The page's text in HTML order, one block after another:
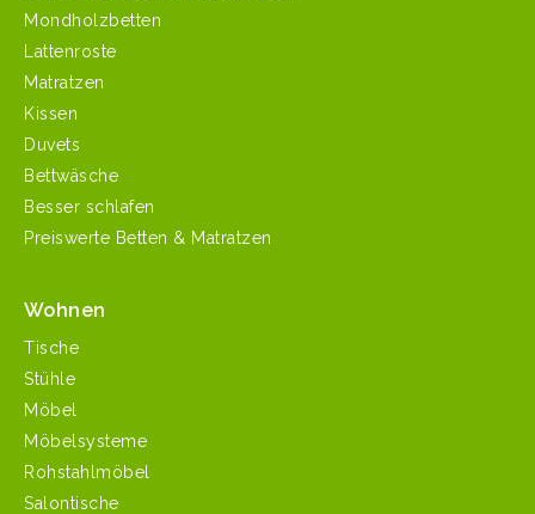
Mondholzbetten
Lattenroste
Matratzen
Kissen
Duvets
Bettwäsche
Besser schlafen
Preiswerte Betten & Matratzen
Wohnen
Tische
Stühle
Möbel
Möbelsysteme
Rohstahlmöbel
Salontische